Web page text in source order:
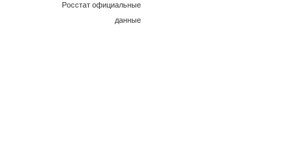
Росстат официальные
данные